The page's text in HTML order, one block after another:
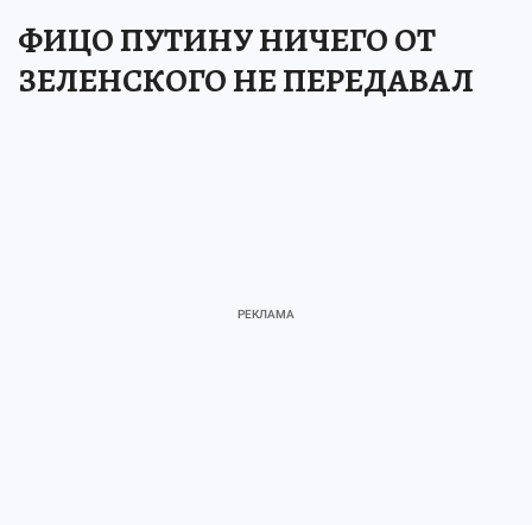
ФИЦО ПУТИНУ НИЧЕГО ОТ
ЗЕЛЕНСКОГО НЕ ПЕРЕДАВАЛ